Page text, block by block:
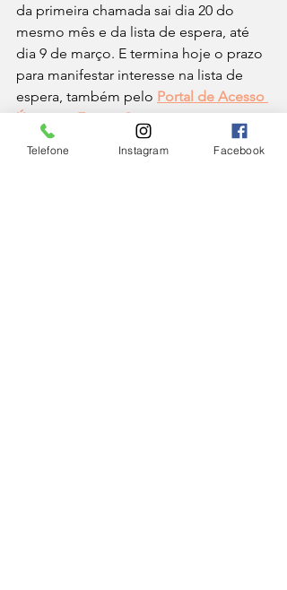
da primeira chamada sai dia 20 do
mesmo mês e da lista de espera, até
dia 9 de março. E termina hoje o prazo
para manifestar interesse na lista de
espera, também pelo Portal de Acesso
Único ao Ensino Superior. As
convocações dependem da abertura
de novas vagas.
Telefone Instagram Facebook